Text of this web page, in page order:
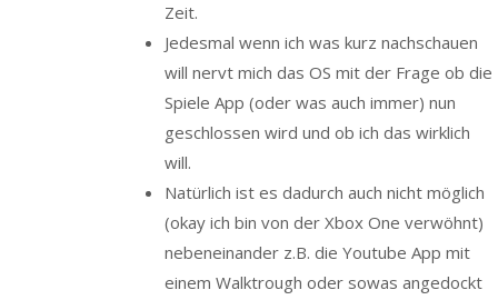
Zeit.
Jedesmal wenn ich was kurz nachschauen
will nervt mich das OS mit der Frage ob die
Spiele App (oder was auch immer) nun
geschlossen wird und ob ich das wirklich
will.
Natürlich ist es dadurch auch nicht möglich
(okay ich bin von der Xbox One verwöhnt)
nebeneinander z.B. die Youtube App mit
einem Walktrough oder sowas angedockt